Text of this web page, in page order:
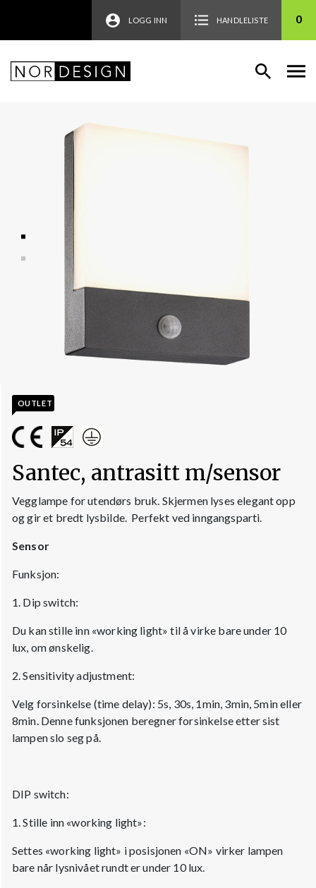
LOGG INN HANDLELISTE 0
OUTLET
Santec, antrasitt m/sensor
Vegglampe for utendørs bruk. Skjermen lyses elegant opp
og gir et bredt lysbilde. Perfekt ved inngangsparti.
Sensor
Funksjon:
1. Dip switch:
Du kan stille inn «working light» til å virke bare under 10
lux, om ønskelig.
2. Sensitivity adjustment:
Velg forsinkelse (time delay): 5s, 30s, 1min, 3min, 5min eller
8min. Denne funksjonen beregner forsinkelse etter sist
lampen slo seg på.
DIP switch:
1. Stille inn «working light»:
Settes «working light» i posisjonen «ON» virker lampen
bare når lysnivået rundt er under 10 lux.